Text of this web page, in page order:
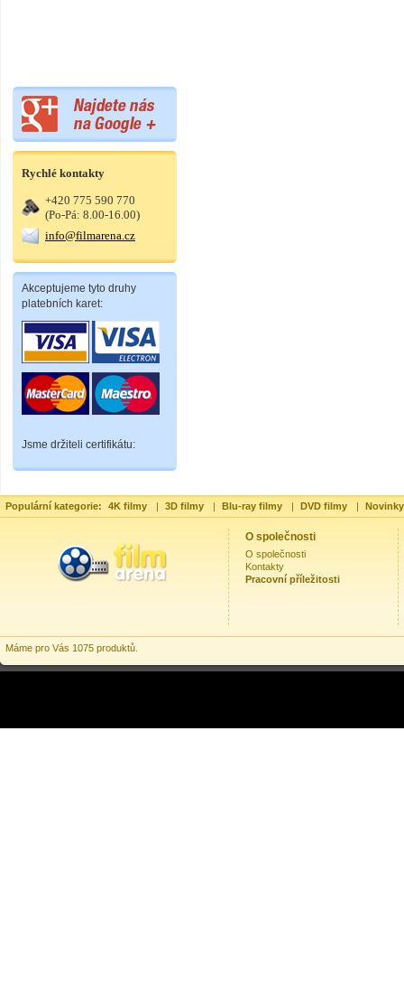
Rychlé kontakty
+420 775 590 770
(Po-Pá: 8.00-16.00)
info@filmarena.cz
Akceptujeme tyto druhy
platebních karet:
Jsme držiteli certifikátu:
Populární kategorie: 4K filmy | 3D filmy | Blu-ray filmy | DVD filmy |
O společnosti
O společnosti
Kontakty
Pracovní příležitosti
Máme pro Vás 1075 produktů.